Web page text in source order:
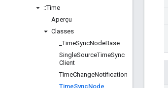
::Time
Aperçu
Classes
_TimeSyncNodeBase
SingleSourceTimeSync
Client
TimeChangeNotification
TimeSyncNode